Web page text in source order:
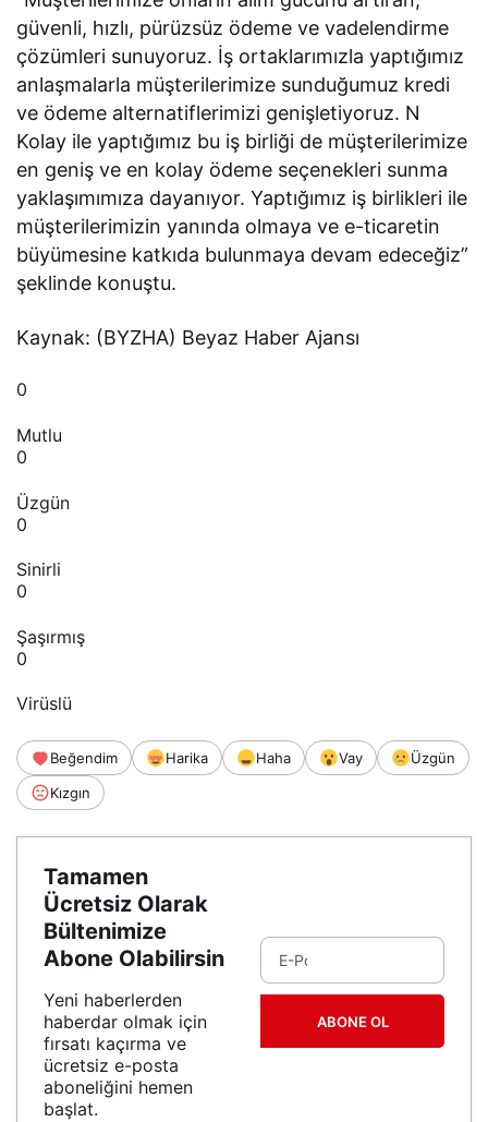
güvenli, hızlı, pürüzsüz ödeme ve vadelendirme
çözümleri sunuyoruz. İş ortaklarımızla yaptığımız
anlaşmalarla müşterilerimize sunduğumuz kredi
ve ödeme alternatiflerimizi genişletiyoruz. N
Kolay ile yaptığımız bu iş birliği de müşterilerimize
en geniş ve en kolay ödeme seçenekleri sunma
yaklaşımımıza dayanıyor. Yaptığımız iş birlikleri ile
müşterilerimizin yanında olmaya ve e-ticaretin
büyümesine katkıda bulunmaya devam edeceğiz”
şeklinde konuştu.
Kaynak: (BYZHA) Beyaz Haber Ajansı
0
Mutlu
0
Üzgün
0
Sinirli
0
Şaşırmış
0
Virüslü
Beğendim Harika Haha Vay
Üzgün
Kızgın
Tamamen
Ücretsiz Olarak
Bültenimize
Abone Olabilirsin
Yeni haberlerden
haberdar olmak için
fırsatı kaçırma ve
ücretsiz e-posta
aboneliğini hemen
başlat.
ABONE OL